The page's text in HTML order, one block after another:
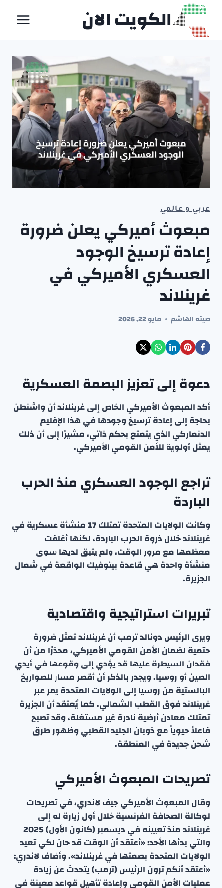
التجاوز
المحتوى
الكويت الان
عربي و عالمي
مبعوث أميركي يعلن ضرورة
إعادة ترسيخ الوجود
العسكري الأميركي في
غرينلاند
صيته الهاشم مايو 22, 2026
دعوة إلى تعزيز البصمة العسكرية
أكد المبعوث الأميركي الخاص إلى غرينلاند أن واشنطن
بحاجة إلى إعادة ترسيخ وجودها في هذا الإقليم
الدنماركي الذي يتمتع بحكم ذاتي، مشيرًا إلى أن ذلك
يمثل أولوية للأمن القومي الأميركي.
تراجع الوجود العسكري منذ الحرب
الباردة
وكانت الولايات المتحدة تمتلك 17 منشأة عسكرية في
غرينلاند خلال ذروة الحرب الباردة، لكنها أغلقت
معظمها مع مرور الوقت، ولم يتبق لديها سوى
منشأة واحدة هي قاعدة بيتوفيك الواقعة في شمال
الجزيرة.
تبريرات استراتيجية واقتصادية
ويرى الرئيس دونالد ترمب أن غرينلاند تمثل ضرورة
حتمية لضمان الأمن القومي الأميركي، محذرًا من أن
فقدان السيطرة عليها قد يؤدي إلى وقوعها في أيدي
الصين أو روسيا. ويجدر بالذكر أن أقصر مسار للصواريخ
البالستية من روسيا إلى الولايات المتحدة يمر عبر
غرينلاند فوق القطب الشمالي. كما يُعتقد أن الجزيرة
تمتلك معادن أرضية نادرة غير مستغلة، وقد تصبح
فاعلاً حيوياً مع ذوبان الجليد القطبي وظهور طرق
شحن جديدة في المنطقة.
تصريحات المبعوث الأميركي
وقال المبعوث الأميركي جيف لاندري، في تصريحات
لوكالة الصحافة الفرنسية خلال أول زيارة له إلى
غرينلاند منذ تعيينه في ديسمبر (كانون الأول) 2025
والتي بدأها الأحد: «أعتقد أن الوقت قد حان لكي تعيد
الولايات المتحدة بصمتها في غرينلاند». وأضاف لاندري:
«أعتقد أنكم ترون الرئيس (ترمب) يتحدث عن زيادة
عمليات الأمن القومي وإعادة تأهيل قواعد معينة في